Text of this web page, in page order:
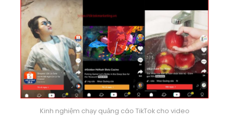
Kinh nghiệm chạy quảng cáo TikTok cho video